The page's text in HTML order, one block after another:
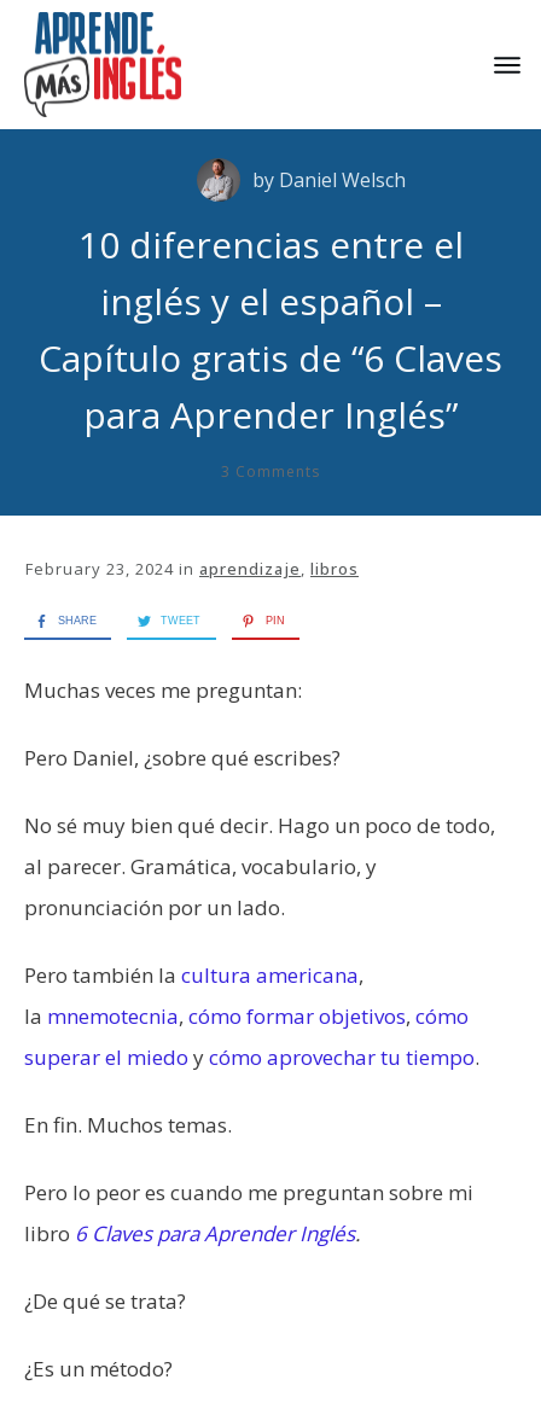
by Daniel Welsch
10 diferencias entre el
inglés y el español –
Capítulo gratis de “6 Claves
para Aprender Inglés”
3 Comments
February 23, 2024 in aprendizaje, libros
SHARE TWEET PIN
Muchas veces me preguntan:
Pero Daniel, ¿sobre qué escribes?
No sé muy bien qué decir. Hago un poco de todo,
al parecer. Gramática, vocabulario, y
pronunciación por un lado.
Pero también la cultura americana,
la mnemotecnia, cómo formar objetivos, cómo
superar el miedo ycómo aprovechar tu tiempo.
En fin. Muchos temas.
Pero lo peor es cuando me preguntan sobre mi
libro 6 Claves para Aprender Inglés.
¿De qué se trata?
¿Es un método?